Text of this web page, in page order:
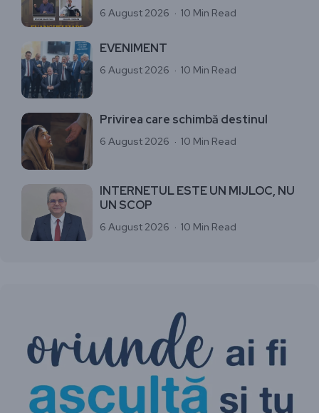
6 August 2026 10 Min Read
EVENIMENT
6 August 2026 10 Min Read
Privirea care schimbă destinul
6 August 2026 10 Min Read
INTERNETUL ESTE UN MIJLOC, NU
UN SCOP
6 August 2026 10 Min Read